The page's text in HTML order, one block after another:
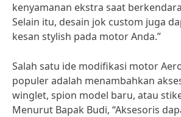
kenyamanan ekstra saat
Selain itu, desain jok custom juga
kesan stylish pada motor Anda.”
Salah satu ide modifikasi motor
populer adalah menambahkan
winglet, spion model baru, atau
Menurut Bapak Budi, “Aksesoris